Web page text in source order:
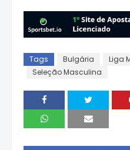
Tags Bulgária
Liga
Seleção Masculina